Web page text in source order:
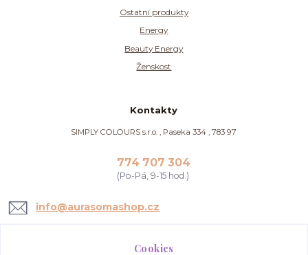
Ostatní produkty
Energy
Beauty Energy
Ženskost
Kontakty
SIMPLY COLOURS s.r.o. , Paseka 334 , 783 97
774 707 304
(Po-Pá, 9-15 hod.)
info@aurasomashop.cz
Cookies